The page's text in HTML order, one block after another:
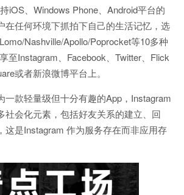
iOS、Windows Phone、Android平台的
在任何环境下抓拍下自己的生活记忆，选
Nashville/Apollo/Poprocket等10多种
至Instagram、Facebook、Twitter、Flick
或者新浪微博平台上。
一款轻量级但十分有趣的App，Instagram
社会化元素，包括好友关系的建立、回
这是Instagram 作为服务存在而非应用存